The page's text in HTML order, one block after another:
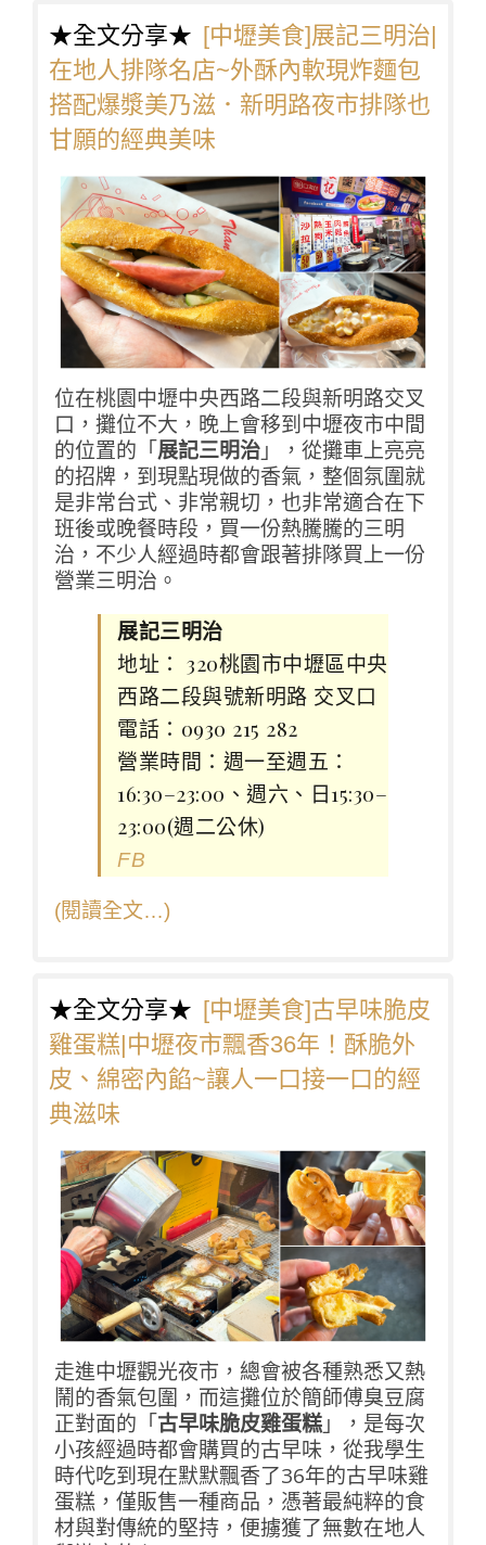
★全文分享★ [中壢美食]展記三明治|
在地人排隊名店~外酥內軟現炸麵包
搭配爆漿美乃滋．新明路夜市排隊也
甘願的經典美味
位在桃園中壢中央西路二段與新明路交叉
口，攤位不大，晚上會移到中壢夜市中間
的位置的「展記三明治」，從攤車上亮亮
的招牌，到現點現做的香氣，整個氛圍就
是非常台式、非常親切，也非常適合在下
班後或晚餐時段，買一份熱騰騰的三明
治，不少人經過時都會跟著排隊買上一份
營業三明治。
展記三明治
地址： 320桃園市中壢區中央
西路二段與號新明路 交叉口
電話：0930 215 282
營業時間：週一至週五：
16:30–23:00、週六、日15:30–
23:00(週二公休)
FB
(閱讀全文…)
★全文分享★ [中壢美食]古早味脆皮
雞蛋糕|中壢夜市飄香36年！酥脆外
皮、綿密內餡~讓人一口接一口的經
典滋味
走進中壢觀光夜市，總會被各種熟悉又熱
鬧的香氣包圍，而這攤位於簡師傅臭豆腐
正對面的「古早味脆皮雞蛋糕」，是每次
小孩經過時都會購買的古早味，從我學生
時代吃到現在默默飄香了36年的古早味雞
蛋糕，僅販售一種商品，憑著最純粹的食
材與對傳統的堅持，便擄獲了無數在地人